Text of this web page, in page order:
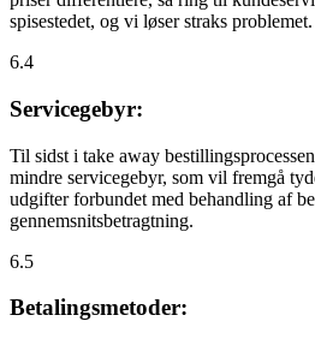
spisestedet, og vi løser straks problemet.
6.4
Servicegebyr:
Til sidst i take away
mindre servicegebyr, som vil fremgå
udgifter forbundet med behandling af
gennemsnitsbetragtning.
6.5
Betalingsmetoder: